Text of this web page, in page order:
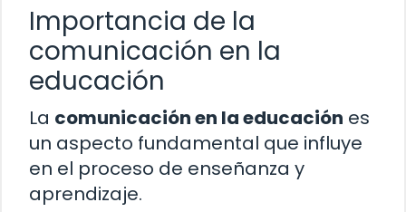
Importancia de la
comunicación en la
educación
La comunicación en la educación es
un aspecto fundamental que influye
en el proceso de enseñanza y
aprendizaje.